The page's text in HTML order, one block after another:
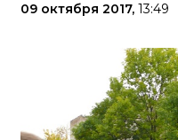
09 октября 2017, 13:49